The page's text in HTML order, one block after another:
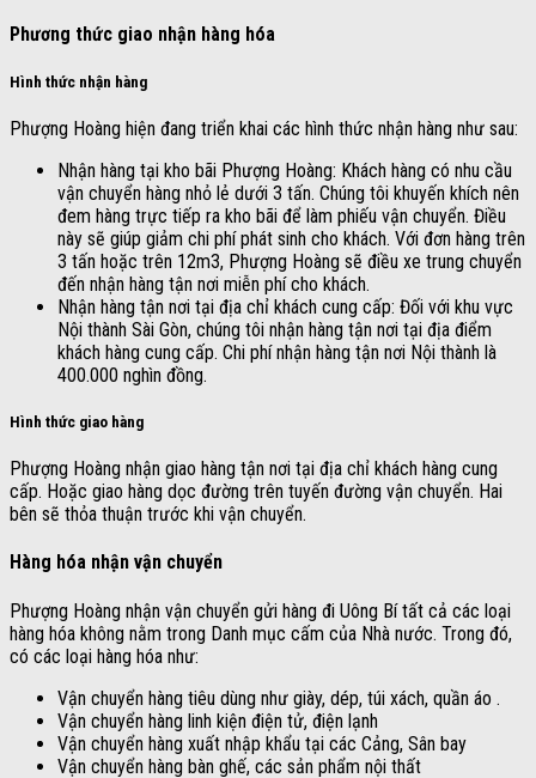
Phương thức giao nhận hàng hóa
Hình thức nhận hàng
Phượng Hoàng hiện đang triển khai các hình thức nhận hàng như sau:
Nhận hàng tại kho bãi Phượng Hoàng: Khách hàng có nhu cầu
vận chuyển hàng nhỏ lẻ dưới 3 tấn. Chúng tôi khuyến khích nên
đem hàng trực tiếp ra kho bãi để làm phiếu vận chuyển. Điều
này sẽ giúp giảm chi phí phát sinh cho khách. Với đơn hàng trên
3 tấn hoặc trên 12m3, Phượng Hoàng sẽ điều xe trung chuyển
đến nhận hàng tận nơi miễn phí cho khách.
Nhận hàng tận nơi tại địa chỉ khách cung cấp: Đối với khu vực
Nội thành Sài Gòn, chúng tôi nhận hàng tận nơi tại địa điểm
khách hàng cung cấp. Chi phí nhận hàng tận nơi Nội thành là
400.000 nghìn đồng.
Hình thức giao hàng
Phượng Hoàng nhận giao hàng tận nơi tại địa chỉ khách hàng cung
cấp. Hoặc giao hàng dọc đường trên tuyến đường vận chuyển. Hai
bên sẽ thỏa thuận trước khi vận chuyển.
Hàng hóa nhận vận chuyển
Phượng Hoàng nhận vận chuyển gửi hàng đi Uông Bí tất cả các loại
hàng hóa không nằm trong Danh mục cấm của Nhà nước. Trong đó,
có các loại hàng hóa như:
Vận chuyển hàng tiêu dùng như giày, dép, túi xách, quần áo .
Vận chuyển hàng linh kiện điện tử, điện lạnh
Vận chuyển hàng xuất nhập khẩu tại các Cảng, Sân bay
Vận chuyển hàng bàn ghế, các sản phẩm nội thất